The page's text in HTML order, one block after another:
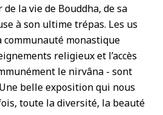
la vie de Bouddha, de sa
à son ultime trépas. Les us
communauté monastique
religieux et l’accès
le nirvâna - sont
belle exposition qui nous
toute la diversité, la beauté